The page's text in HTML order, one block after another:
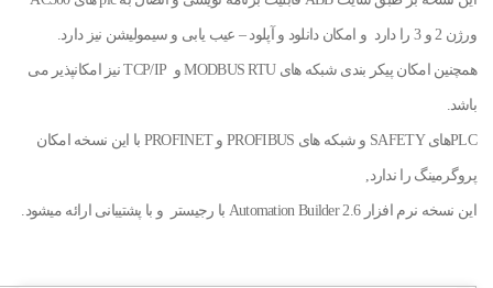
ورژن 2 و 3 را دارد و امکان دانلود و آپلود – عیب یابی و سیمولیشن نیز دارد.
همچنین امکان پیکر بندی شبکه های MODBUS RTU و TCP/IP نیز امکانپذیر می
باشد.
PLCهای SAFETY و شبکه های PROFIBUS و PROFINET با این نسخه امکان
پروگرمینگ را ندارد,
این نسخه نرم افزار Automation Builder 2.6 با رجیستر و با پشتیبانی ارائه میشود.